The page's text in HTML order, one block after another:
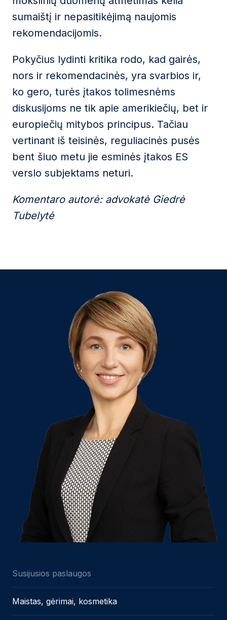
sumaištį ir nepasitikėjimą naujomis
rekomendacijomis.
Pokyčius lydinti kritika rodo, kad gairės,
nors ir rekomendacinės, yra svarbios ir,
ko gero, turės įtakos tolimesnėms
diskusijoms ne tik apie amerikiečių, bet ir
europiečių mitybos principus. Tačiau
vertinant iš teisinės, reguliacinės pusės
bent šiuo metu jie esminės įtakos ES
verslo subjektams neturi.
Komentaro autorė: advokatė Giedrė
Tubelytė
Susijusios paslaugos
Maistas, gėrimai, kosmetika